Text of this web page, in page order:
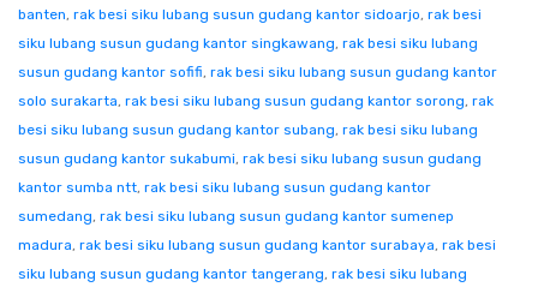
banten, rak besi siku lubang susun gudang kantor sidoarjo, rak besi
siku lubang susun gudang kantor singkawang, rak besi siku lubang
susun gudang kantor sofifi, rak besi siku lubang susun gudang kantor
solo surakarta, rak besi siku lubang susun gudang kantor sorong, rak
besi siku lubang susun gudang kantor subang, rak besi siku lubang
susun gudang kantor sukabumi, rak besi siku lubang susun gudang
kantor sumba ntt, rak besi siku lubang susun gudang kantor
sumedang, rak besi siku lubang susun gudang kantor sumenep
madura, rak besi siku lubang susun gudang kantor surabaya, rak besi
siku lubang susun gudang kantor tangerang, rak besi siku lubang